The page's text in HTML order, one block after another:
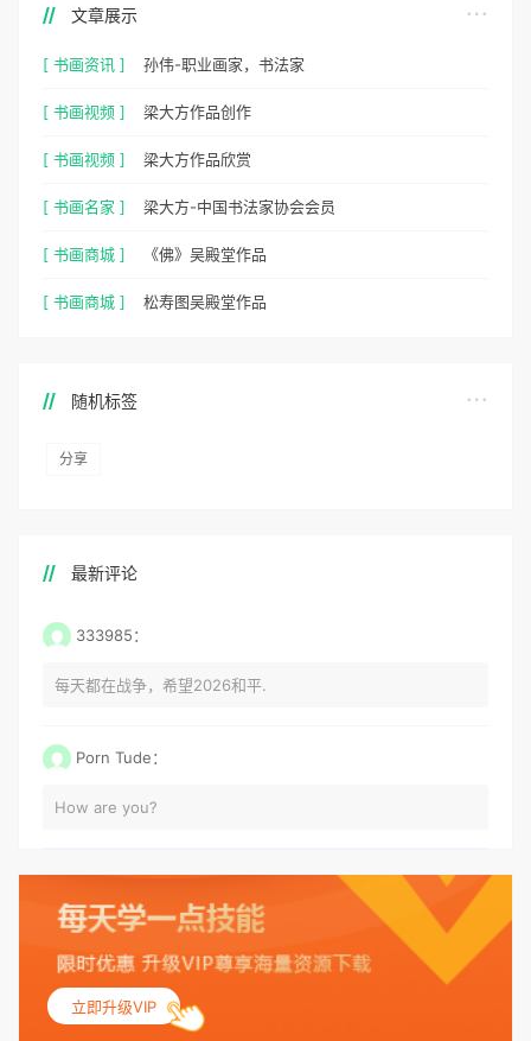
文章展示
[ 书画资讯 ] 孙伟-职业画家，书法家
[ 书画视频 ] 梁大方作品创作
[ 书画视频 ] 梁大方作品欣赏
[ 书画名家 ] 梁大方-中国书法家协会会员
[ 书画商城 ] 《佛》吴殿堂作品
[ 书画商城 ] 松寿图吴殿堂作品
随机标签
分享
最新评论
333985：
每天都在战争，希望2026和平.
Porn Tude：
How are you?
立即升级VIP